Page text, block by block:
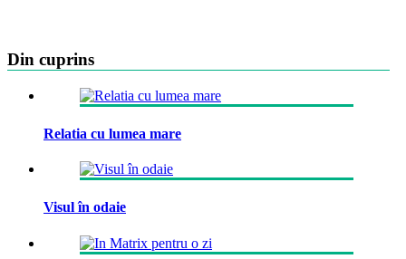
Din cuprins
Relatia cu lumea mare
Visul în odaie